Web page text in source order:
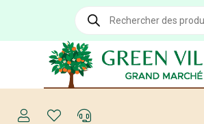
Recherche
produits